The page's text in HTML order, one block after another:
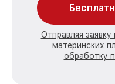
Отправляя
материнских
обработку